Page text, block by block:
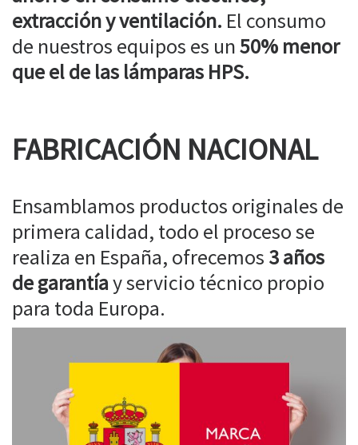
extracción y ventilación. El consumo
de nuestros equipos es un50% menor
que el de las lámparas HPS.
FABRICACIÓN NACIONAL
Ensamblamos productos originales de
primera calidad, todo el proceso se
realiza en España, ofrecemos 3 años
de garantíay servicio técnico propio
para toda Europa.